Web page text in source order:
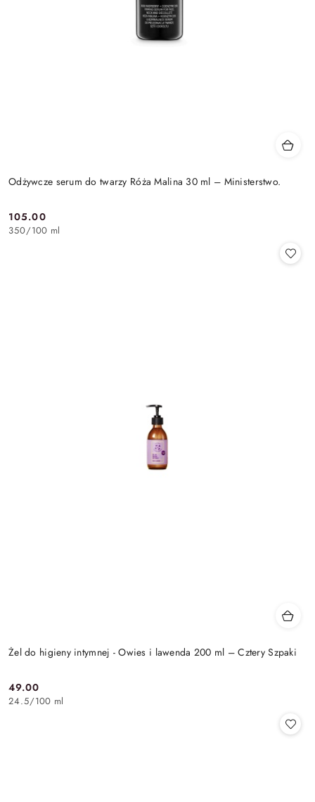
Odżywcze serum do twarzy Róża Malina 30 ml – Ministerstwo.
Cena:
105.00
350/100 ml
Żel do higieny intymnej - Owies i lawenda 200 ml – Cztery Szpaki
Cena:
49.00
24.5/100 ml